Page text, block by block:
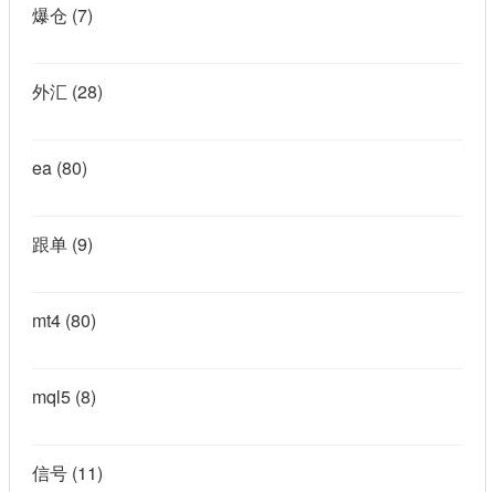
爆仓 (7)
外汇 (28)
ea (80)
跟单 (9)
mt4 (80)
mql5 (8)
信号 (11)